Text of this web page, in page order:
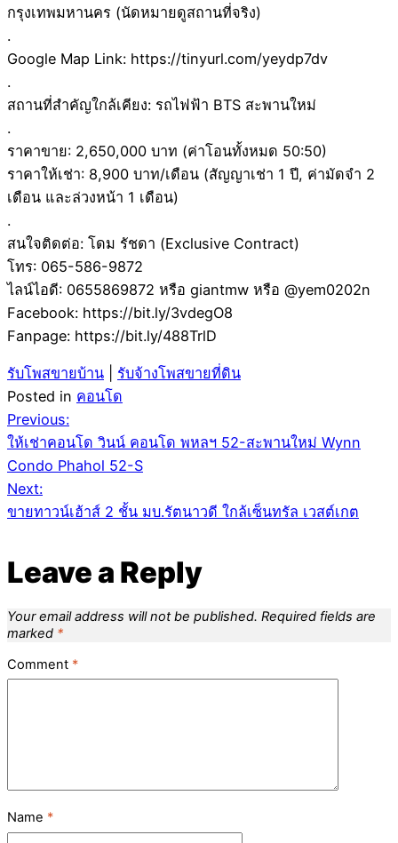
กรุงเทพมหานคร (นัดหมายดูสถานที่จริง)
.
Google Map Link: https://tinyurl.com/yeydp7dv
.
สถานที่สำคัญใกล้เคียง: รถไฟฟ้า BTS สะพานใหม่
.
ราคาขาย: 2,650,000 บาท (ค่าโอนทั้งหมด 50:50)
ราคาให้เช่า: 8,900 บาท/เดือน (สัญญาเช่า 1 ปี, ค่ามัดจำ 2
เดือน และล่วงหน้า 1 เดือน)
.
สนใจติดต่อ: โดม รัชดา (Exclusive Contract)
โทร: 065-586-9872
ไลน์ไอดี: 0655869872 หรือ giantmw หรือ @yem0202n
Facebook: https://bit.ly/3vdegO8
Fanpage: https://bit.ly/488TrlD
รับโพสขายบ้าน
รับจ้างโพสขายที่ดิน
Posted in คอนโด
Post
navigation
Previous:
ให้เช่าคอนโด วินน์ คอนโด พหลฯ 52-สะพานใหม่ Wynn
Condo Phahol 52-S
Next:
ขายทาวน์เฮ้าส์ 2 ชั้น มบ.รัตนาวดี ใกล้เซ็นทรัล เวสต์เกต
Leave a Reply
Your email address will not be published. Required fields are
marked *
Comment *
Name *